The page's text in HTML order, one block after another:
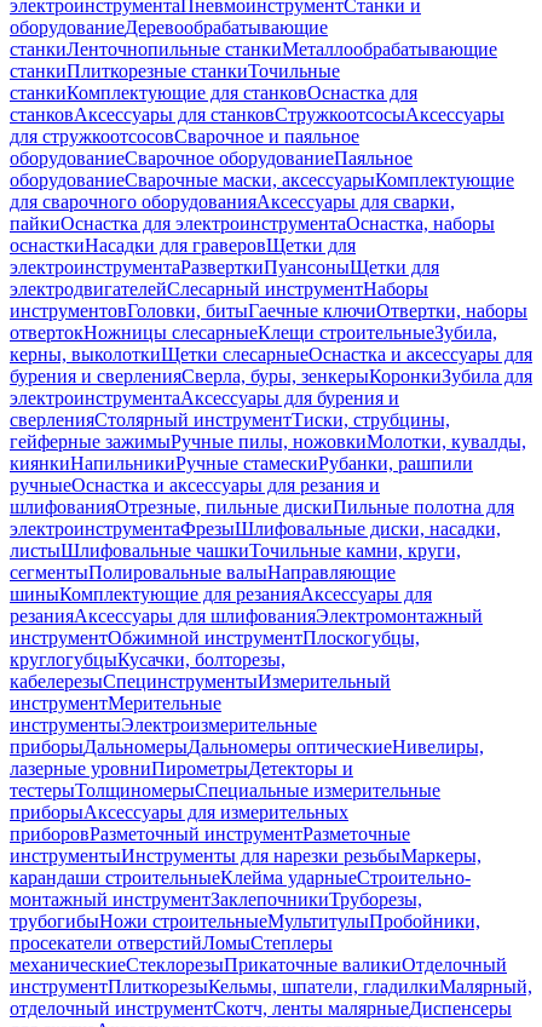
электроинструментаПневмоинструментСтанки и
оборудованиеДеревообрабатывающие
станкиЛенточнопильные станкиМеталлообрабатывающие
станкиПлиткорезные станкиТочильные
станкиКомплектующие для станковОснастка для
станковАксессуары для станковСтружкоотсосыАксессуары
для стружкоотсосовСварочное и паяльное
оборудованиеСварочное оборудованиеПаяльное
оборудованиеСварочные маски, аксессуарыКомплектующие
для сварочного оборудованияАксессуары для сварки,
пайкиОснастка для электроинструментаОснастка, наборы
оснасткиНасадки для граверовЩетки для
электроинструментаРазверткиПуансоныЩетки для
электродвигателейСлесарный инструментНаборы
инструментовГоловки, битыГаечные ключиОтвертки, наборы
отвертокНожницы слесарныеКлещи строительныеЗубила,
керны, выколоткиЩетки слесарныеОснастка и аксессуары для
бурения и сверленияСверла, буры, зенкерыКоронкиЗубила для
электроинструментаАксессуары для бурения и
сверленияСтолярный инструментТиски, струбцины,
гейферные зажимыРучные пилы, ножовкиМолотки, кувалды,
киянкиНапильникиРучные стамескиРубанки, рашпили
ручныеОснастка и аксессуары для резания и
шлифованияОтрезные, пильные дискиПильные полотна для
электроинструментаФрезыШлифовальные диски, насадки,
листыШлифовальные чашкиТочильные камни, круги,
сегментыПолировальные валыНаправляющие
шиныКомплектующие для резанияАксессуары для
резанияАксессуары для шлифованияЭлектромонтажный
инструментОбжимной инструментПлоскогубцы,
круглогубцыКусачки, болторезы,
кабелерезыСпецинструментыИзмерительный
инструментМерительные
инструментыЭлектроизмерительные
приборыДальномерыДальномеры оптическиеНивелиры,
лазерные уровниПирометрыДетекторы и
тестерыТолщиномерыСпециальные измерительные
приборыАксессуары для измерительных
приборовРазметочный инструментРазметочные
инструментыИнструменты для нарезки резьбыМаркеры,
карандаши строительныеКлейма ударныеСтроительно-
монтажный инструментЗаклепочникиТруборезы,
трубогибыНожи строительныеМультитулыПробойники,
просекатели отверстийЛомыСтеплеры
механическиеСтеклорезыПрикаточные валикиОтделочный
инструментПлиткорезыКельмы, шпатели, гладилкиМалярный,
отделочный инструментСкотч, ленты малярныеДиспенсеры